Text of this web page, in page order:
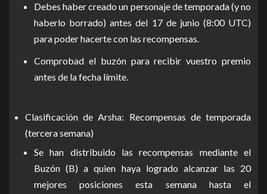
Debes haber creado un personaje de temporada (y no
haberlo borrado) antes del 17 de junio (8:00 UTC)
para poder hacerte con las recompensas.
Comprobad el buzón para recibir vuestro premio
antes de la fecha límite.
Clasificación de Arsha: Recompensas de temporada
(tercera semana)
Se han distribuido las recompensas mediante el
Buzón (B) a quien haya logrado alcanzar las 20
mejores posiciones esta semana hasta el